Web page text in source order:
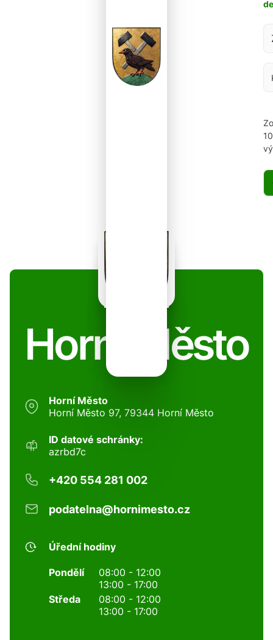
Horní Město
Horní Město
Horní Město 97, 79344 Horní Město
ID datové schránky:
azrbd7c
+420 554 281 002
podatelna@hornimesto.cz
Úřední hodiny
Pondělí
08:00 - 12:00
13:00 - 17:00
Středa
08:00 - 12:00
13:00 - 17:00